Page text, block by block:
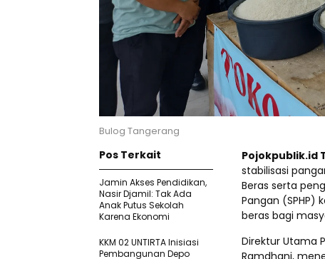
Bulog Tangerang
Pojokpublik.id
stabilisasi
Beras serta
Pangan (SPHP)
beras bagi
Direktur Utama
Ramdhani,
Pos Terkait
Jamin Akses Pendidikan,
Nasir Djamil: Tak Ada
Anak Putus Sekolah
Karena Ekonomi
KKM 02 UNTIRTA Inisiasi
Pembangunan Depo